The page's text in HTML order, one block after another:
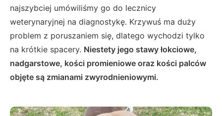
najszybciej umówiliśmy go do lecznicy
weterynaryjnej na diagnostykę. Krzywuś ma duży
problem z poruszaniem się, dlatego wychodzi tylko
na krótkie spacery. Niestety jego stawy łokciowe,
nadgarstowe, kości promieniowe oraz kości palców
objęte są zmianami zwyrodnieniowymi.